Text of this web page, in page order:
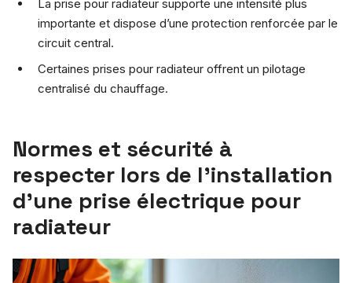
La prise pour radiateur supporte une intensité plus
importante et dispose d’une protection renforcée par le
circuit central.
Certaines prises pour radiateur offrent un pilotage
centralisé du chauffage.
Normes et sécurité à
respecter lors de l’installation
d’une prise électrique pour
radiateur